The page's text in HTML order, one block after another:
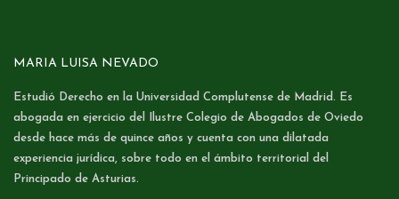
MARIA LUISA NEVADO
Estudió Derecho en la Universidad Complutense de Madrid. Es
abogada en ejercicio del Ilustre Colegio de Abogados de Oviedo
desde hace más de quince años y cuenta con una dilatada
experiencia jurídica, sobre todo en el ámbito territorial del
Principado de Asturias.